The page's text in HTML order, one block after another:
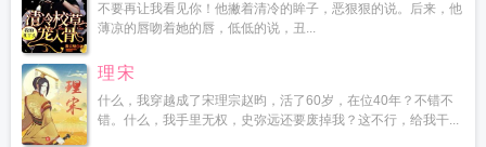
不要再让我看见你！他撇着清冷的眸子，恶狠狠的说。后来，他
薄凉的唇吻着她的唇，低低的说，丑...
理宋
什么，我穿越成了宋理宗赵昀，活了60岁，在位40年？不错不
错。什么，我手里无权，史弥远还要废掉我？这不行，给我干...